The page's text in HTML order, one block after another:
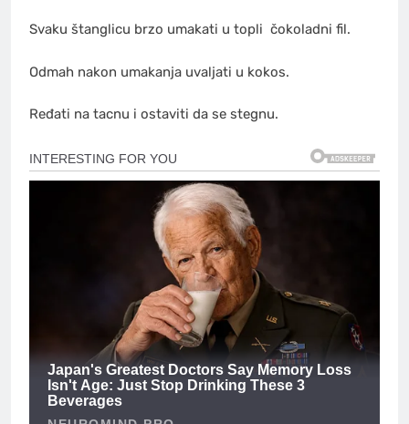
Svaku štanglicu brzo umakati u topli čokoladni fil.
Odmah nakon umakanja uvaljati u kokos.
Ređati na tacnu i ostaviti da se stegnu.